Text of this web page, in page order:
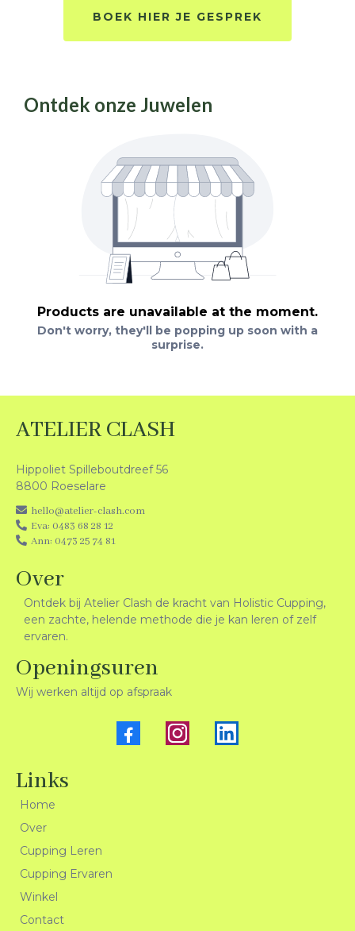
BOEK HIER JE GESPREK
Ontdek onze Juwelen
Products are unavailable at the moment.
Don't worry, they'll be popping up soon with a
surprise.
ATELIER CLASH
Hippoliet Spilleboutdreef 56
8800 Roeselare
hello@atelier-clash.com
Eva: 0483 68 28 12
Ann: 0473 25 74 81
Over
Ontdek bij Atelier Clash de kracht van Holistic Cupping,
een zachte, helende methode die je kan leren of zelf
ervaren.
Openingsuren
Wij werken altijd op afspraak
Links
Home
Over
Cupping Leren
Cupping Ervaren
Winkel
Contact